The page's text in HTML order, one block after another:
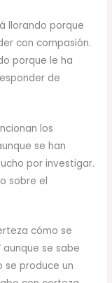
llorando porque
con compasión.
porque le ha
de
los
se han
por investigar.
sobre el
cómo se
se sabe
se produce un